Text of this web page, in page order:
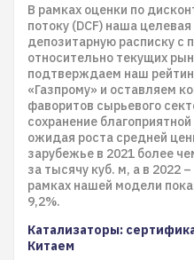
В рамках оценки по
потоку (DCF) наша
депозитарную расписку с
относительно текущих
подтверждаем наш
«Газпрому» и оставляем
фаворитов сырьевого
сохранение
ожидая роста средней
зарубежье в 2021 более
за тысячу куб. м, а в 2022
рамках нашей модели
9,2%.
Катализаторы:
Китаем